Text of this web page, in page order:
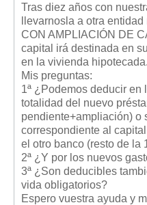
Legislación sobre
Legislación sobre la
Legislación sobre
Legislación de interés
Diccionario
Usuario
Entrar / Salir
Mis boletines
Tras diez años con
llevarnosla a otra
CON AMPLIACIÓN DE
capital irá destinada en
en la vivienda hipotecada.
Mis preguntas:
1ª ¿Podemos deducir
totalidad del nuevo
pendiente+ampliación) o
correspondiente al
el otro banco (resto de la
2ª ¿Y por los nuevos
3ª ¿Son deducibles
vida obligatorios?
Espero vuestra ayuda y